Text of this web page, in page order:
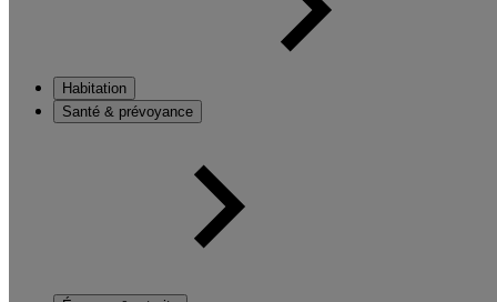
Habitation
Santé & prévoyance